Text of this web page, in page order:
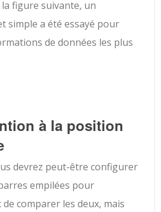
la figure suivante, un
simple a été essayé pour
de données les plus
à la position
devrez peut-être configurer
empilées pour
comparer les deux, mais